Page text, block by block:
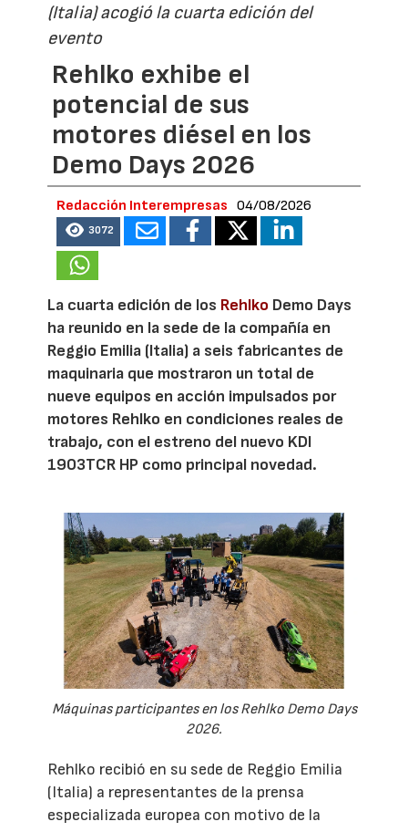
(Italia) acogió la cuarta edición del
evento
Rehlko exhibe el
potencial de sus
motores diésel en los
Demo Days 2026
Redacción Interempresas 04/08/2026
3072
La cuarta edición de los Rehlko Demo Days
ha reunido en la sede de la compañía en
Reggio Emilia (Italia) a seis fabricantes de
maquinaria que mostraron un total de
nueve equipos en acción impulsados por
motores Rehlko en condiciones reales de
trabajo, con el estreno del nuevo KDI
1903TCR HP como principal novedad.
Máquinas participantes en los Rehlko Demo Days
2026.
Rehlko recibió en su sede de Reggio Emilia
(Italia) a representantes de la prensa
especializada europea con motivo de la